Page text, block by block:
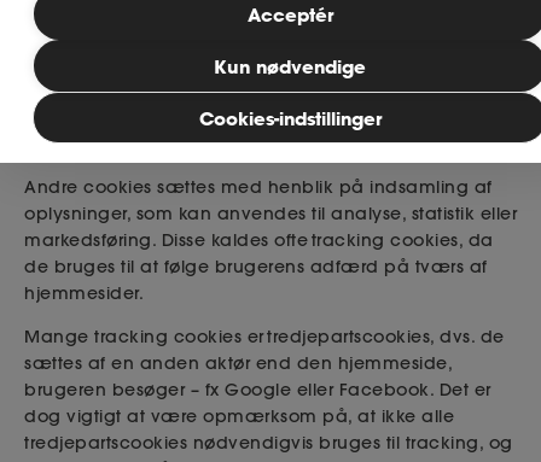
Bliv medlem
MitAse
Ase Selvstændig
Dokumenter.dk
Publiceret: 05. januar 2026
Andre cookies sættes med henblik på indsamling af
oplysninger, som kan anvendes til analyse, statistik eller
markedsføring. Disse kaldes oftetracking cookies, da
de bruges til at følge brugerens adfærd på tværs af
hjemmesider.
Mange tracking cookies ertredjepartscookies, dvs. de
sættes af en anden aktør end den hjemmeside,
brugeren besøger – fx Google eller Facebook. Det er
dog vigtigt at være opmærksom på, at ikke alle
tredjepartscookies nødvendigvis bruges til tracking, og
Cookies-indstillinger
Kun nødvendige
Acceptér